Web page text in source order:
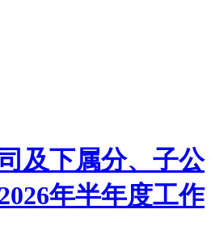
及下属分、子公
年半年度工作